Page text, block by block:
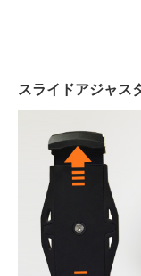
スライドアジャス